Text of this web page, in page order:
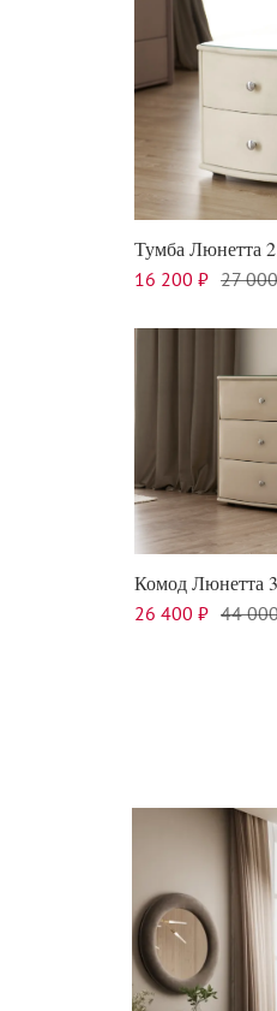
Тумба Люнетта
16 200 ₽ 27
Комод Люнетта
26 400 ₽ 44
9 900₽ 16 500